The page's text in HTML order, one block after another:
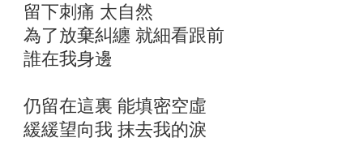
留下刺痛 太自然
為了放棄糾纏 就細看跟前
誰在我身邊
仍留在這裏 能填密空虛
緩緩望向我 抹去我的淚